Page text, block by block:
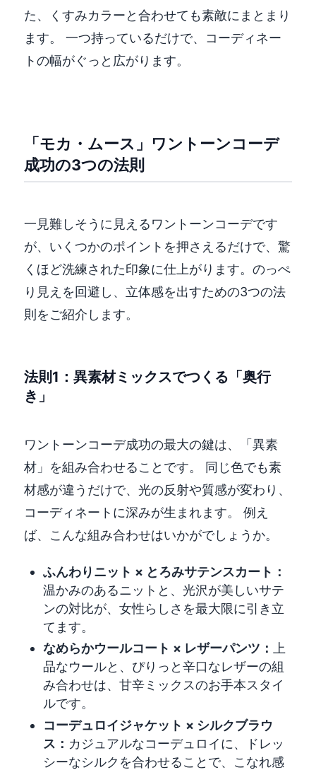
た、くすみカラーと合わせても素敵にまとまり
ます。 一つ持っているだけで、コーディネー
トの幅がぐっと広がります。
「モカ・ムース」ワントーンコーデ
成功の3つの法則
一見難しそうに見えるワントーンコーデです
が、いくつかのポイントを押さえるだけで、驚
くほど洗練された印象に仕上がります。のっぺ
り見えを回避し、立体感を出すための3つの法
則をご紹介します。
法則1：異素材ミックスでつくる「奥行
き」
ワントーンコーデ成功の最大の鍵は、「異素
材」を組み合わせることです。 同じ色でも素
材感が違うだけで、光の反射や質感が変わり、
コーディネートに深みが生まれます。 例え
ば、こんな組み合わせはいかがでしょうか。
ふんわりニット × とろみサテンスカート：
温かみのあるニットと、光沢が美しいサテ
ンの対比が、女性らしさを最大限に引き立
てます。
なめらかウールコート × レザーパンツ： 上
品なウールと、ぴりっと辛口なレザーの組
み合わせは、甘辛ミックスのお手本スタイ
ルです。
コーデュロイジャケット × シルクブラウ
ス： カジュアルなコーデュロイに、ドレッ
シーなシルクを合わせることで、こなれ感